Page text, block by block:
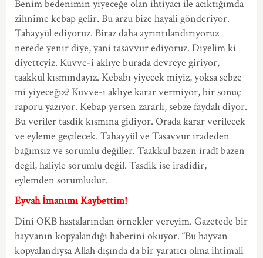
Benim bedenimin yiyeceğe olan ihtiyacı ile acıktığımda
zihnime kebap gelir. Bu arzu bize hayali gönderiyor.
Tahayyül ediyoruz. Biraz daha ayrıntılandırıyoruz
nerede yenir diye, yani tasavvur ediyoruz. Diyelim ki
diyetteyiz. Kuvve-i aklıye burada devreye giriyor,
taakkul kısmındayız. Kebabı yiyecek miyiz, yoksa sebze
mi yiyeceğiz? Kuvve-i aklıye karar vermiyor, bir sonuç
raporu yazıyor. Kebap yersen zararlı, sebze faydalı diyor.
Bu veriler tasdik kısmına gidiyor. Orada karar verilecek
ve eyleme geçilecek. Tahayyül ve Tasavvur iradeden
bağımsız ve sorumlu değiller. Taakkul bazen iradî bazen
değil, haliyle sorumlu değil. Tasdik ise iradîdir,
eylemden sorumludur.
Eyvah İmanımı Kaybettim!
Dinî OKB hastalarından örnekler vereyim. Gazetede bir
hayvanın kopyalandığı haberini okuyor. “Bu hayvan
kopyalandıysa Allah dışında da bir yaratıcı olma ihtimali